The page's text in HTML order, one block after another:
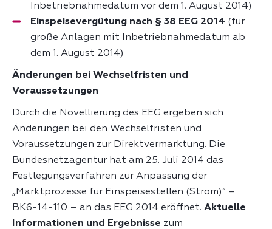
Inbetriebnahmedatum vor dem 1. August 2014)
Einspeisevergütung nach § 38 EEG 2014 (für
große Anlagen mit Inbetriebnahmedatum ab
dem 1. August 2014)
Änderungen bei Wechselfristen und
Voraussetzungen
Durch die Novellierung des EEG ergeben sich
Änderungen bei den Wechselfristen und
Voraussetzungen zur Direktvermarktung. Die
Bundesnetzagentur hat am 25. Juli 2014 das
Festlegungsverfahren zur Anpassung der
„Marktprozesse für Einspeisestellen (Strom)“ –
BK6-14-110 – an das EEG 2014 eröffnet. Aktuelle
Informationen und Ergebnisse zum